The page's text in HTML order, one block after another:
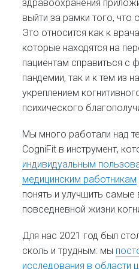
здравоохранения
выйти за рамки того,
Это относится как к
которые находятся на
пациентам справиться с
пандемии, так и к тем из
укреплением
психического
Мы много работали над
CogniFit в инструмент,
индивидуальным
медицинским работникам
понять и улучшить
повседневной жизни
Для нас 2021 год был
сколь и трудным: мы
исследования в области